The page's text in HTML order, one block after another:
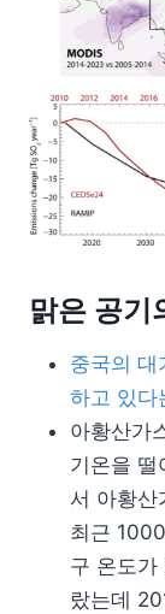
맑은 공기
중국의 대
하고 있다
아황산가
기온을 떨
서 아황
최근
구 온도가
랐는데